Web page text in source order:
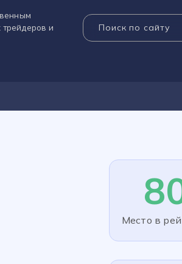
и
Место в